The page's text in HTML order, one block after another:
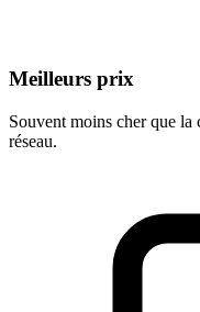
Meilleurs prix
Souvent moins cher que la
réseau.